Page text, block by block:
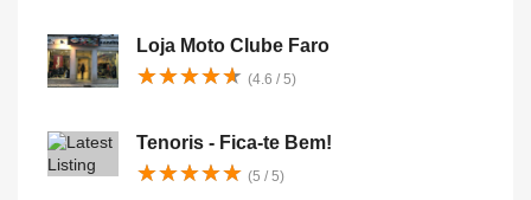
Loja Moto Clube Faro
★★★★★
★★★★★ (4.6 / 5)
Tenoris - Fica-te Bem!
★★★★★
★★★★★ (5 / 5)